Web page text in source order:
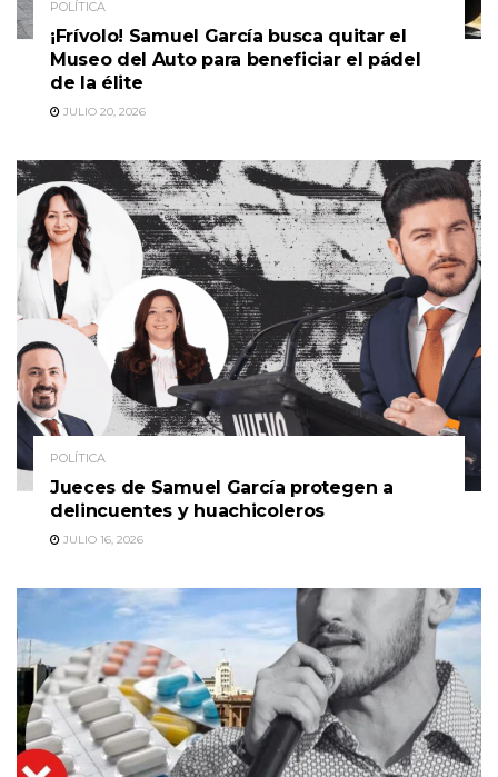
POLÍTICA
¡Frívolo! Samuel García busca quitar el
Museo del Auto para beneficiar el pádel
de la élite
JULIO 20, 2026
POLÍTICA
Jueces de Samuel García protegen a
delincuentes y huachicoleros
JULIO 16, 2026